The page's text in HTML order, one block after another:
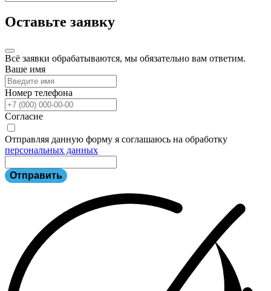
Оставьте заявку
Всё заявки обрабатываются, мы обязательно вам ответим.
Ваше имя
Номер телефона
Согласие
Отправляя данную форму я соглашаюсь на обработку
персональных данных
Отправить